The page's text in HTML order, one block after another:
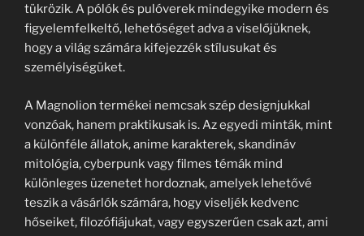
tükrözik. A pólók és pulóverek mindegyike modern és
figyelemfelkeltő, lehetőséget adva a viselőjüknek,
hogy a világ számára kifejezzék stílusukat és
személyiségüket.
A Magnolion termékei nemcsak szép designjukkal
vonzóak, hanem praktikusak is. Az egyedi minták, mint
a különféle állatok, anime karakterek, skandináv
mitológia, cyberpunk vagy filmes témák mind
különleges üzenetet hordoznak, amelyek lehetővé
teszik a vásárlók számára, hogy viseljék kedvenc
hőseiket, filozófiájukat, vagy egyszerűen csak azt, ami